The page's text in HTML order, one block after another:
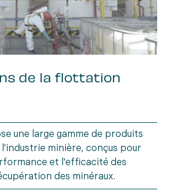
de la flottation
une large gamme de produits
minière, conçus pour
et l'efficacité des
des minéraux.